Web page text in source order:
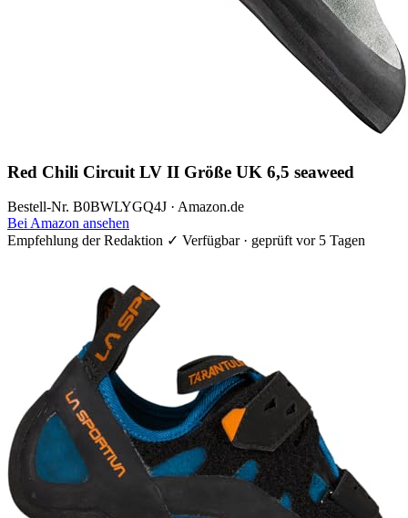
Red Chili Circuit LV II Größe UK 6,5 seaweed
Bestell-Nr. B0BWLYGQ4J · Amazon.de
Bei Amazon ansehen
Empfehlung der Redaktion ✓ Verfügbar · geprüft vor 5 Tagen